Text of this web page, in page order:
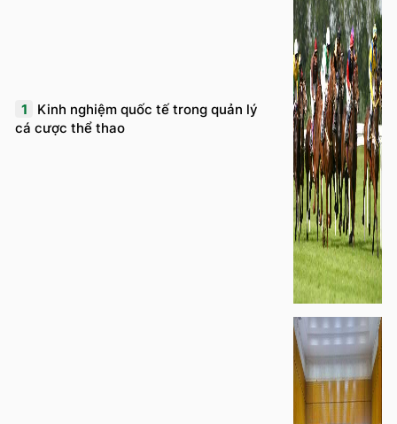
1
Kinh nghiệm quốc tế trong quản lý
cá cược thể thao